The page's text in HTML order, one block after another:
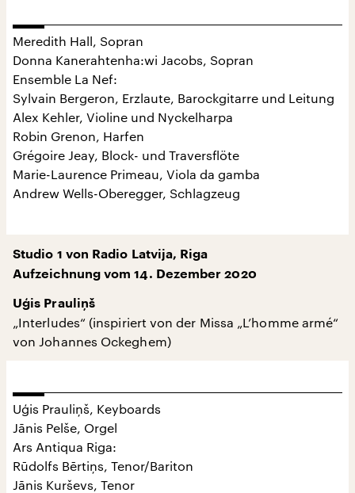
Meredith Hall, Sopran
Donna Kanerahtenha:wi Jacobs, Sopran
Ensemble La Nef:
Sylvain Bergeron, Erzlaute, Barockgitarre und Leitung
Alex Kehler, Violine und Nyckelharpa
Robin Grenon, Harfen
Grégoire Jeay, Block- und Traversflöte
Marie-Laurence Primeau, Viola da gamba
Andrew Wells-Oberegger, Schlagzeug
Studio 1 von Radio Latvija, Riga
Aufzeichnung vom 14. Dezember 2020
Uģis Prauliņš
„Interludes“ (inspiriert von der Missa „L’homme armé“
von Johannes Ockeghem)
Uģis Prauliņš, Keyboards
Jānis Pelše, Orgel
Ars Antiqua Riga:
Rūdolfs Bērtiņs, Tenor/Bariton
Jānis Kurševs, Tenor